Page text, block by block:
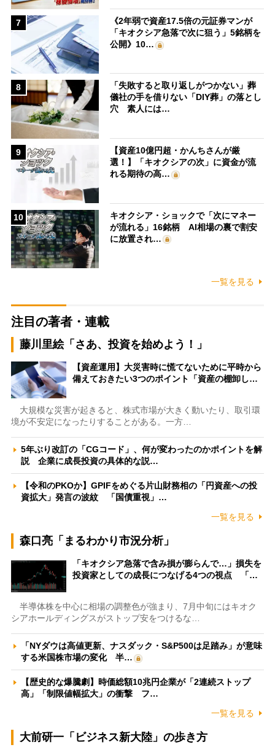
7
《2年弱で資産17.5倍の元証券マンが
「キオクシア急落で次に狙う」5銘柄を
公開》10…
8
「失敗すると取り返しがつかない」葬
儀社の手を借りない「DIY葬」の落とし
穴 素人には…
9
【資産10億円超・かんちさんが厳
選！】「キオクシアの次」に資金が流
れる期待の高…
10
キオクシア・ショックで「次にマネー
が流れる」16銘柄 AI相場の裏で割安
に放置され…
一覧を見る
注目の著者・連載
藤川里絵「さあ、投資を始めよう！」
【資産運用】大災害時に慌てないために平時から
備えておきたい3つのポイント「資産の棚卸し…
大規模な災害が起きると、株式市場が大きく動いたり、取引環
境が不安定になったりすることがある。一方…
5年ぶり改訂の「CGコード」、何が変わったのかポイントを解
説 企業に成長投資の具体的な説…
【令和のPKOか】GPIFをめぐる片山財務相の「円資産への投
資拡大」発言の波紋 「国債重視」…
一覧を見る
森口亮「まるわかり市況分析」
「キオクシア急落で含み損が膨らんで…」損失を
投資家としての成長につなげる4つの視点 「…
半導体株を中心に相場の調整色が強まり、7月中旬にはキオク
シアホールディングスがストップ安をつけるな…
「NYダウは高値更新、ナスダック・S&P500は足踏み」が意味
する米国株市場の変化 半…
【歴史的な爆騰劇】時価総額10兆円企業が「2連続ストップ
高」「制限値幅拡大」の衝撃 フ…
一覧を見る
大前研一「ビジネス新大陸」の歩き方